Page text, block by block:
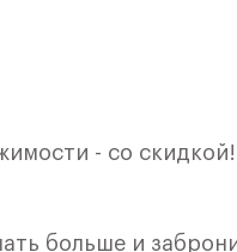
- со
больше и